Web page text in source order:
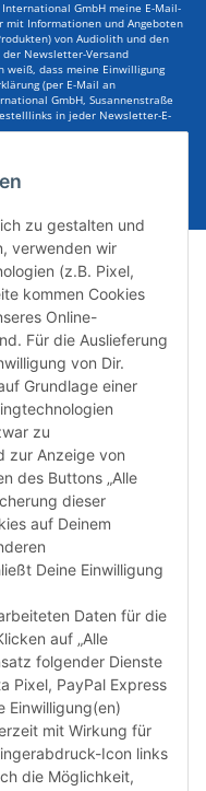
zu gestalten und
verwenden wir
(z.B. Pixel,
kommen Cookies
Online-
Für die Auslieferung
von Dir.
Grundlage einer
zu
zur Anzeige von
des Buttons „Alle
dieser
auf Deinem
Deine Einwilligung
Daten für die
auf „Alle
folgender Dienste
Pixel, PayPal Express
Einwilligung(en)
mit Wirkung für
Icon links
die Möglichkeit,
GmbH meine E-Mail-
mit Informationen und Angeboten
von Audiolith und den
Newsletter-Versand
weiß, dass meine Einwilligung
(per E-Mail an
GmbH, Susannenstraße
in jeder Newsletter-E-
Uhr
uns ausschließlich zu
telefonisch